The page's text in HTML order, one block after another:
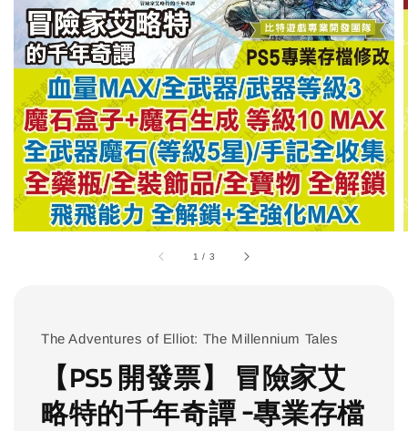
1 / 3
The Adventures of Elliot: The Millennium Tales
【PS5 開發票】 冒險家艾
略特的千年奇譚 -專業存檔